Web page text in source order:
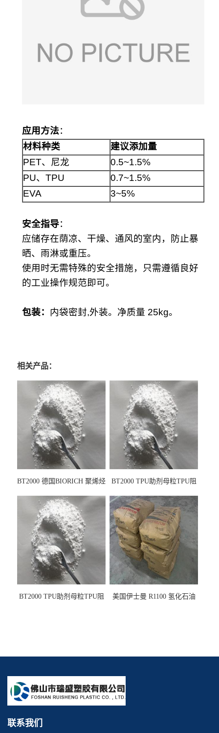
应用方法：
材料种类
建议添加量
PET、尼龙
0.5~1.5%
PU、TPU
0.7~1.5%
EVA
3~5%
安全指导：
应储存在荫凉、干燥、通风的室内，防止暴
晒、雨淋或重压。
使用时无需特殊的安全措施，只需遵循良好
的工业操作规范即可。
包装： 内袋密封,外装。净质量 25kg。
相关产品：
BT2000 德国BIORICH 聚烯烃
墨阻燃剂 TPU抗黄变剂 抗黄
变耐黄剂
BT2000 TPU助剂母粒TPU阻
剂雾面滑剂防粘剂 TPU抗黄
变剂 抗黄变耐黄剂
BT2000 TPU助剂母粒TPU阻
美国伊士曼 R1100 氢化石油
联系我们